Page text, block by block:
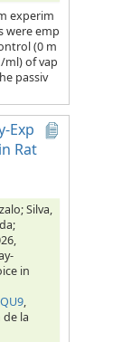
experim
were emp
(0 m
ml) of vap
passiv
Exp
Rat
Silva,
in
,
la